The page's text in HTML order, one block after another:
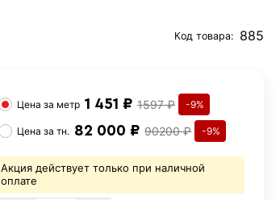
Код товара: 885
Цена за метр 1 451 ₽ 1597 ₽ -9%
Цена затн. 82 000 ₽ 90200 ₽ -9%
Акция действует только при наличной
оплате